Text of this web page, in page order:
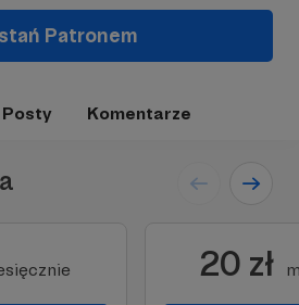
Patronem
Posty Komentarze
20 zł